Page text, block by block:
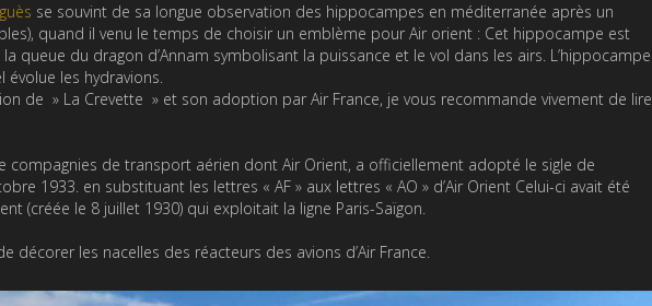
se souvint de sa longue observation des hippocampes en méditerranée après un
quand il venu le temps de choisir un emblème pour Air orient : Cet hippocampe est
queue du dragon d’Annam symbolisant la puissance et le vol dans les airs. L’hippocampe
les hydravions.
de » La Crevette » et son adoption par Air France, je vous recommande vivement de lire
compagnies de transport aérien dont Air Orient, a officiellement adopté le sigle de
1933. en substituant les lettres « AF » aux lettres « AO » d’Air Orient Celui-ci avait été
(créée le 8 juillet 1930) qui exploitait la ligne Paris-Saïgon.
décorer les nacelles des réacteurs des avions d’Air France.